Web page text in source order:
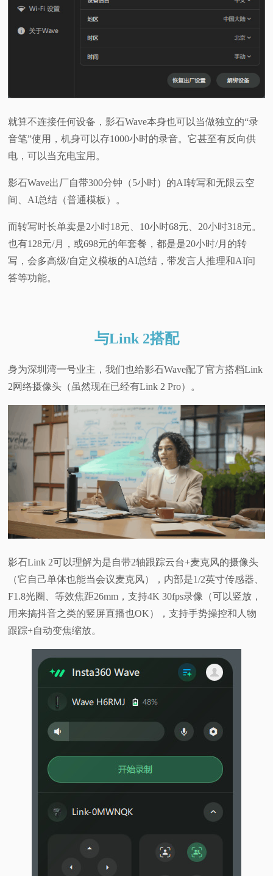
就算不连接任何设备，影石Wave本身也可以当做独立的“录
音笔”使用，机身可以存1000小时的录音。它甚至有反向供
电，可以当充电宝用。
影石Wave出厂自带300分钟（5小时）的AI转写和无限云空
间、AI总结（普通模板）。
而转写时长单卖是2小时18元、10小时68元、20小时318元。
也有128元/月，或698元的年套餐，都是是20小时/月的转
写，会多高级/自定义模板的AI总结，带发言人推理和AI问
答等功能。
与Link 2搭配
身为深圳湾一号业主，我们也给影石Wave配了官方搭档Link
2网络摄像头（虽然现在已经有Link 2 Pro）。
影石Link 2可以理解为是自带2轴跟踪云台+麦克风的摄像头
（它自己单体也能当会议麦克风），内部是1/2英寸传感器、
F1.8光圈、等效焦距26mm，支持4K 30fps录像（可以竖放，
用来搞抖音之类的竖屏直播也OK），支持手势操控和人物
跟踪+自动变焦缩放。